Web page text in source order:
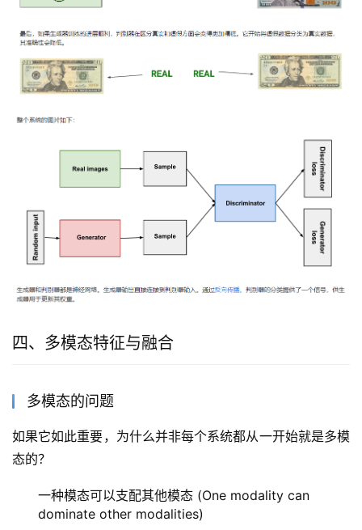
四、多模态特征与融合
多模态的问题
如果它如此重要，为什么并非每个系统都从一开始就是多模
态的？
一种模态可以支配其他模态 (One modality can
dominate other modalities)